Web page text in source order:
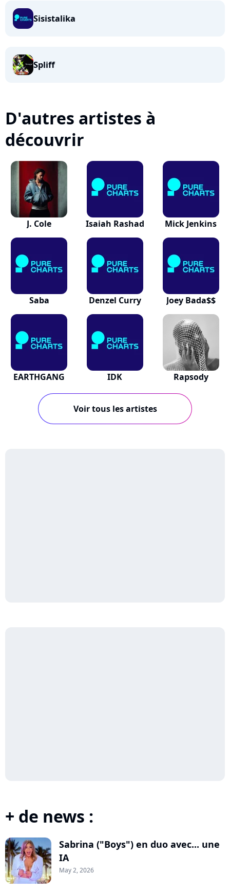
Sisistalika
Spliff
D'autres artistes à
découvrir
J. Cole Isaiah Rashad Mick Jenkins
Saba Denzel Curry Joey Bada$$
EARTHGANG IDK Rapsody
Voir tous les artistes
+ de news :
Sabrina ("Boys") en duo avec... une
IA
May 2, 2026